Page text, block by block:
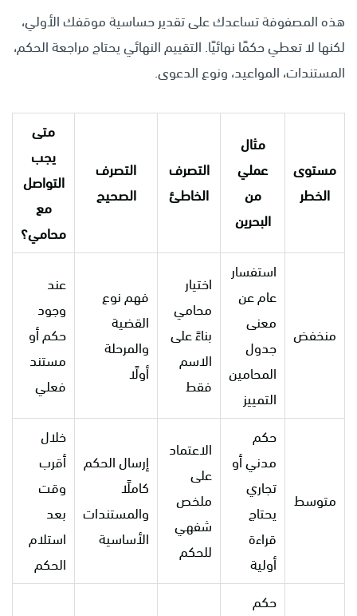
هذه المصفوفة تساعدك على تقدير حساسية موقفك الأولي،
لكنها لا تعطي حكمًا نهائيًا. التقييم النهائي يحتاج مراجعة الحكم،
المستندات، المواعيد، ونوع الدعوى.
مستوى
الخطر
مثال
عملي
من
البحرين
التصرف
الخاطئ
التصرف
الصحيح
متى
يجب
التواصل
مع
محامي؟
منخفض
استفسار
عام عن
معنى
جدول
المحامين
التمييز
اختيار
محامي
بناءً على
الاسم
فقط
فهم نوع
القضية
والمرحلة
أولًا
عند
وجود
حكم أو
مستند
فعلي
متوسط
حكم
مدني أو
تجاري
يحتاج
قراءة
أولية
الاعتماد
على
ملخص
شفهي
للحكم
إرسال الحكم
كاملًا
والمستندات
الأساسية
خلال
أقرب
وقت
بعد
استلام
الحكم
حكم